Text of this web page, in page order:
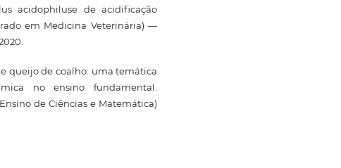
acidophiluse de acidificação
em Medicina Veterinária) —
queijo de coalho: uma temática
no ensino fundamental.
de Ciências e Matemática)